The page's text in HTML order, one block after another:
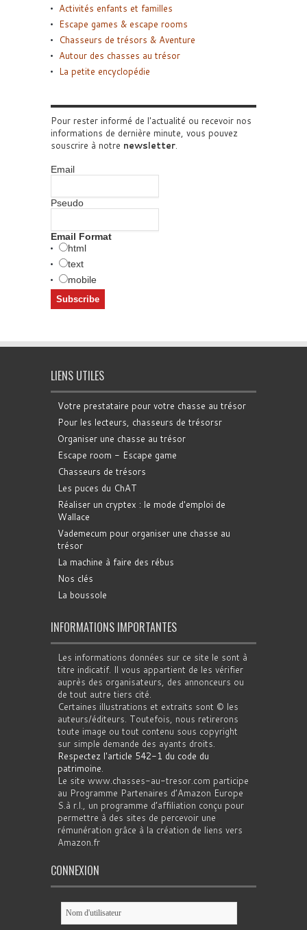
Activités enfants et familles
Escape games & escape rooms
Chasseurs de trésors & Aventure
Autour des chasses au trésor
La petite encyclopédie
Pour rester informé de l'actualité ou recevoir nos
informations de dernière minute, vous pouvez
souscrire à notre newsletter.
Email
Pseudo
Email Format
html
text
mobile
LIENS UTILES
Votre prestataire pour votre chasse au trésor
Pour les lecteurs, chasseurs de trésorsr
Organiser une chasse au trésor
Escape room - Escape game
Chasseurs de trésors
Les puces du ChAT
Réaliser un cryptex : le mode d'emploi de
Wallace
Vademecum pour organiser une chasse au
trésor
La machine à faire des rébus
Nos clés
La boussole
INFORMATIONS IMPORTANTES
Les informations données sur ce site le sont à
titre indicatif. Il vous appartient de les vérifier
auprès des organisateurs, des annonceurs ou
de tout autre tiers cité.
Certaines illustrations et extraits sont © les
auteurs/éditeurs. Toutefois, nous retirerons
toute image ou tout contenu sous copyright
sur simple demande des ayants droits.
Respectez l'article 542-1 du code du
patrimoine.
Le site www.chasses-au-tresor.com participe
au Programme Partenaires d’Amazon Europe
S.à r.l., un programme d’affiliation conçu pour
permettre à des sites de percevoir une
rémunération grâce à la création de liens vers
Amazon.fr
CONNEXION